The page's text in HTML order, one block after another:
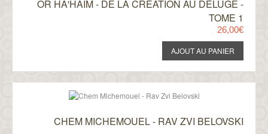
OR HA'HAIM - DE LA CRÉATION AU DÉLUGE -
TOME 1
26,00€
CHEM MICHEMOUEL - RAV ZVI BELOVSKI